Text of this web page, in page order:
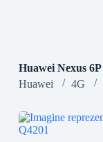
Huawei Nexus 6P
Huawei
4G